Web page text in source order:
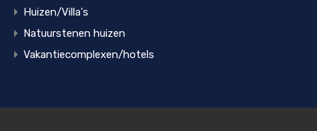
Huizen/Villa's
Natuurstenen huizen
Vakantiecomplexen/hotels